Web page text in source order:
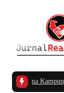
Dana Kampung